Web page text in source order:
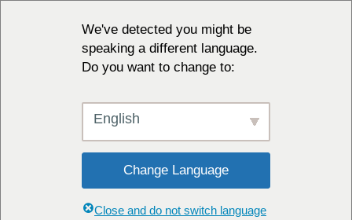
We've detected you might be
speaking a different language.
Do you want to change to:
English
Change Language
Close and do not switch language